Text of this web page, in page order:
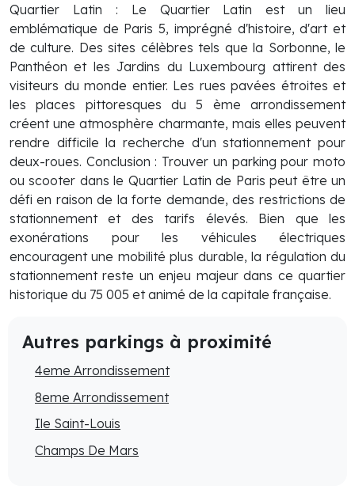
Quartier Latin : Le Quartier Latin est un lieu
emblématique de Paris 5, imprégné d'histoire, d'art et
de culture. Des sites célèbres tels que la Sorbonne, le
Panthéon et les Jardins du Luxembourg attirent des
visiteurs du monde entier. Les rues pavées étroites et
les places pittoresques du 5 ème arrondissement
créent une atmosphère charmante, mais elles peuvent
rendre difficile la recherche d'un stationnement pour
deux-roues. Conclusion : Trouver un parking pour moto
ou scooter dans le Quartier Latin de Paris peut être un
défi en raison de la forte demande, des restrictions de
stationnement et des tarifs élevés. Bien que les
exonérations pour les véhicules électriques
encouragent une mobilité plus durable, la régulation du
stationnement reste un enjeu majeur dans ce quartier
historique du 75 005 et animé de la capitale française.
Autres parkings à proximité
4eme Arrondissement
8eme Arrondissement
Ile Saint-Louis
Champs De Mars